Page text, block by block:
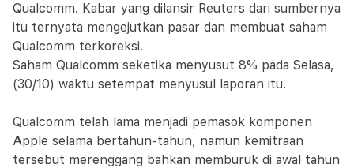
Qualcomm. Kabar yang dilansir Reuters dari sumbernya
itu ternyata mengejutkan pasar dan membuat saham
Qualcomm terkoreksi.
Saham Qualcomm seketika menyusut 8% pada Selasa,
(30/10) waktu setempat menyusul laporan itu.
Qualcomm telah lama menjadi pemasok komponen
Apple selama bertahun-tahun, namun kemitraan
tersebut merenggang bahkan memburuk di awal tahun